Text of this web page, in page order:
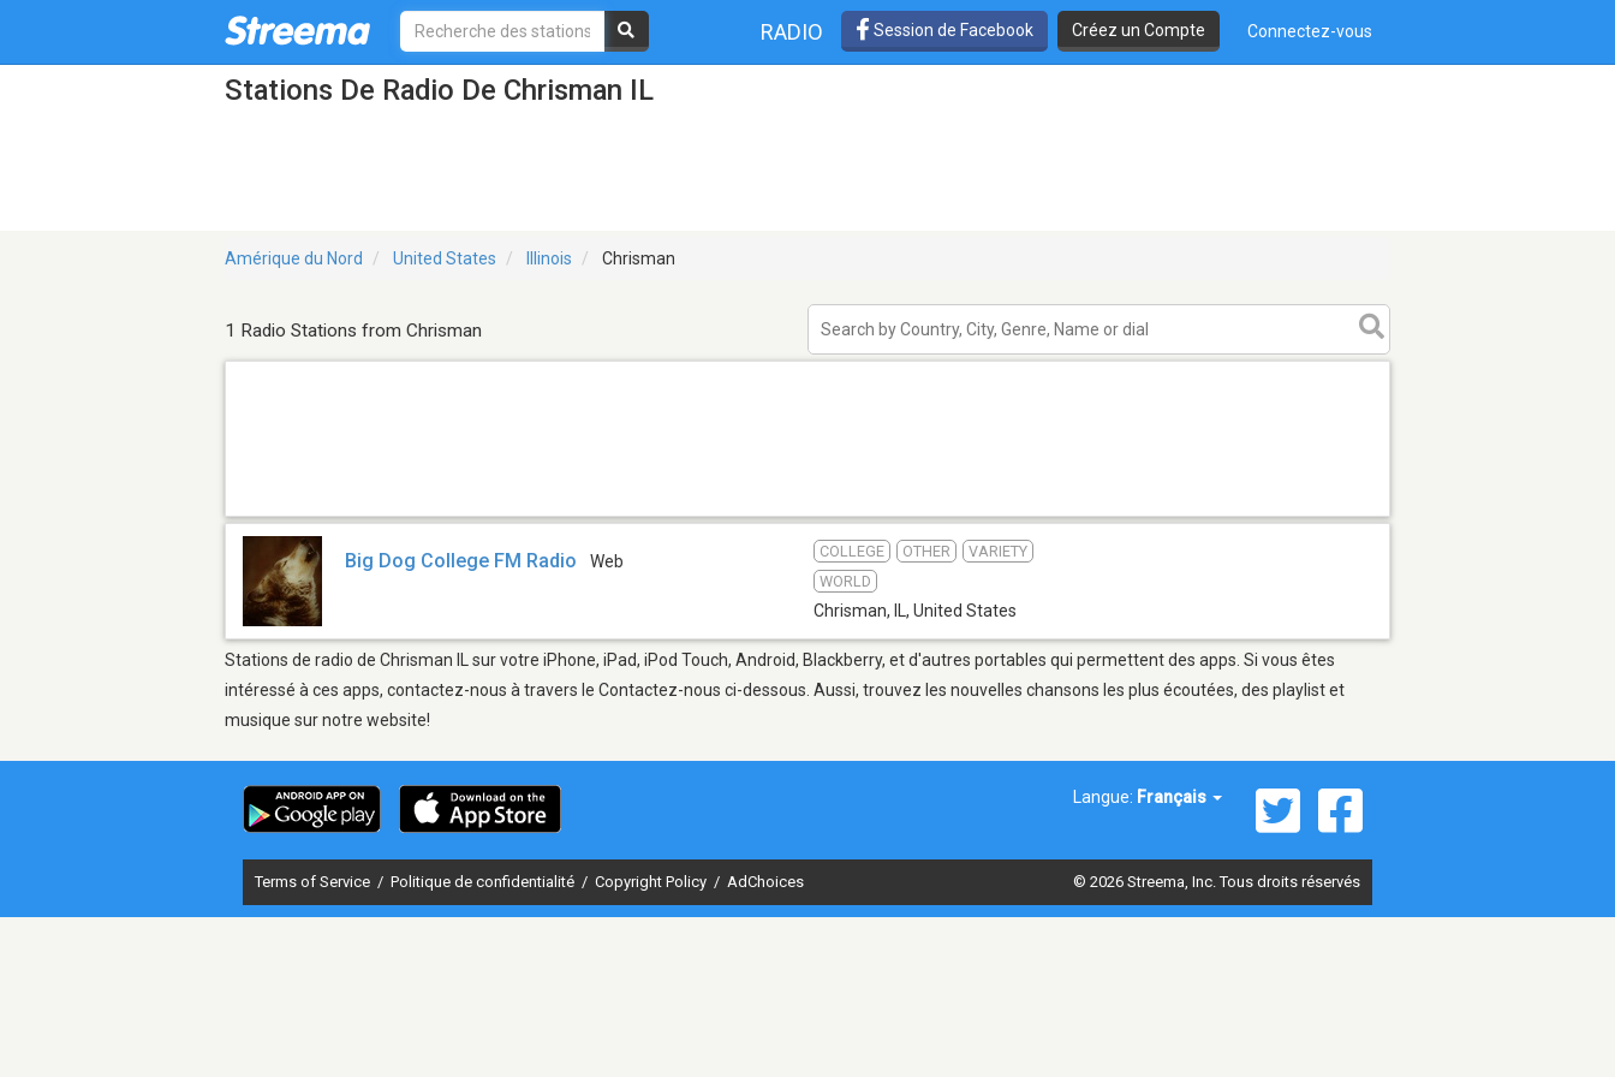
RADIO Session de Facebook Créez un Compte Connectez-vous
Stations De Radio De Chrisman IL
Amérique du Nord United States Illinois Chrisman
1 Radio Stations from Chrisman
Big Dog College FM Radio Web
COLLEGE OTHER
VARIETY
WORLD
Chrisman, IL , United States
Stations de radio de Chrisman IL sur votre iPhone, iPad, iPod Touch, Android, Blackberry, et d'autres portables qui permettent des apps. Si vous êtes
intéressé à ces apps, contactez-nous à travers le Contactez-nous ci-dessous. Aussi, trouvez les nouvelles chansons les plus écoutées, des playlist et
musique sur notre website!
Langue: Français
Terms of Service / Politique de confidentialité / Copyright Policy / AdChoices © 2026 Streema, Inc. Tous droits réservés